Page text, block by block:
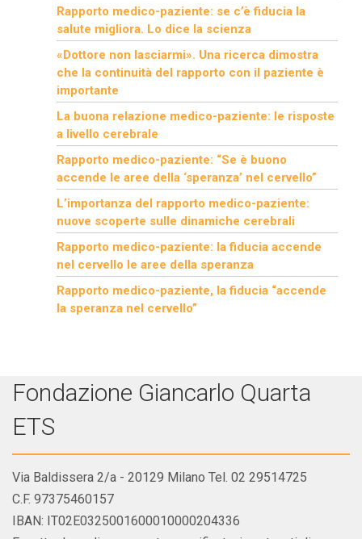
Rapporto medico-paziente: se c’è fiducia la
salute migliora. Lo dice la scienza
«Dottore non lasciarmi». Una ricerca dimostra
che la continuità del rapporto con il paziente è
importante
La buona relazione medico-paziente: le risposte
a livello cerebrale
Rapporto medico-paziente: “Se è buono
accende le aree della ‘speranza’ nel cervello”
L’importanza del rapporto medico-paziente:
nuove scoperte sulle dinamiche cerebrali
Rapporto medico-paziente: la fiducia accende
nel cervello le aree della speranza
Rapporto medico-paziente, la fiducia “accende
la speranza nel cervello”
Fondazione Giancarlo Quarta
ETS
Via Baldissera 2/a - 20129 Milano Tel. 02 29514725
C.F. 97375460157
IBAN: IT02E0325001600010000204336